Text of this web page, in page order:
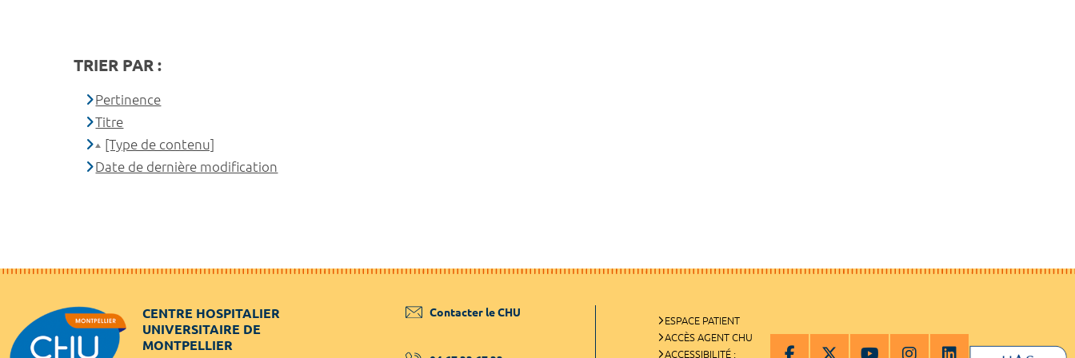
TRIER PAR :
Pertinence
Titre
[Type de contenu]
Date de dernière modification
CENTRE HOSPITALIER
UNIVERSITAIRE DE
MONTPELLIER
Contacter le CHU
ESPACE PATIENT
ACCÈS AGENT CHU
ACCESSIBILITÉ :